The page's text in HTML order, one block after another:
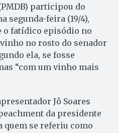
participou do
segunda-feira (19/4),
o fatídico episódio no
no rosto do senador
ela, se fosse
“com um vinho mais
Jô Soares
da presidente
quem se referiu como